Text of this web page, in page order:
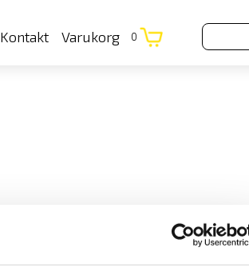
Kontakt Varukorg 0